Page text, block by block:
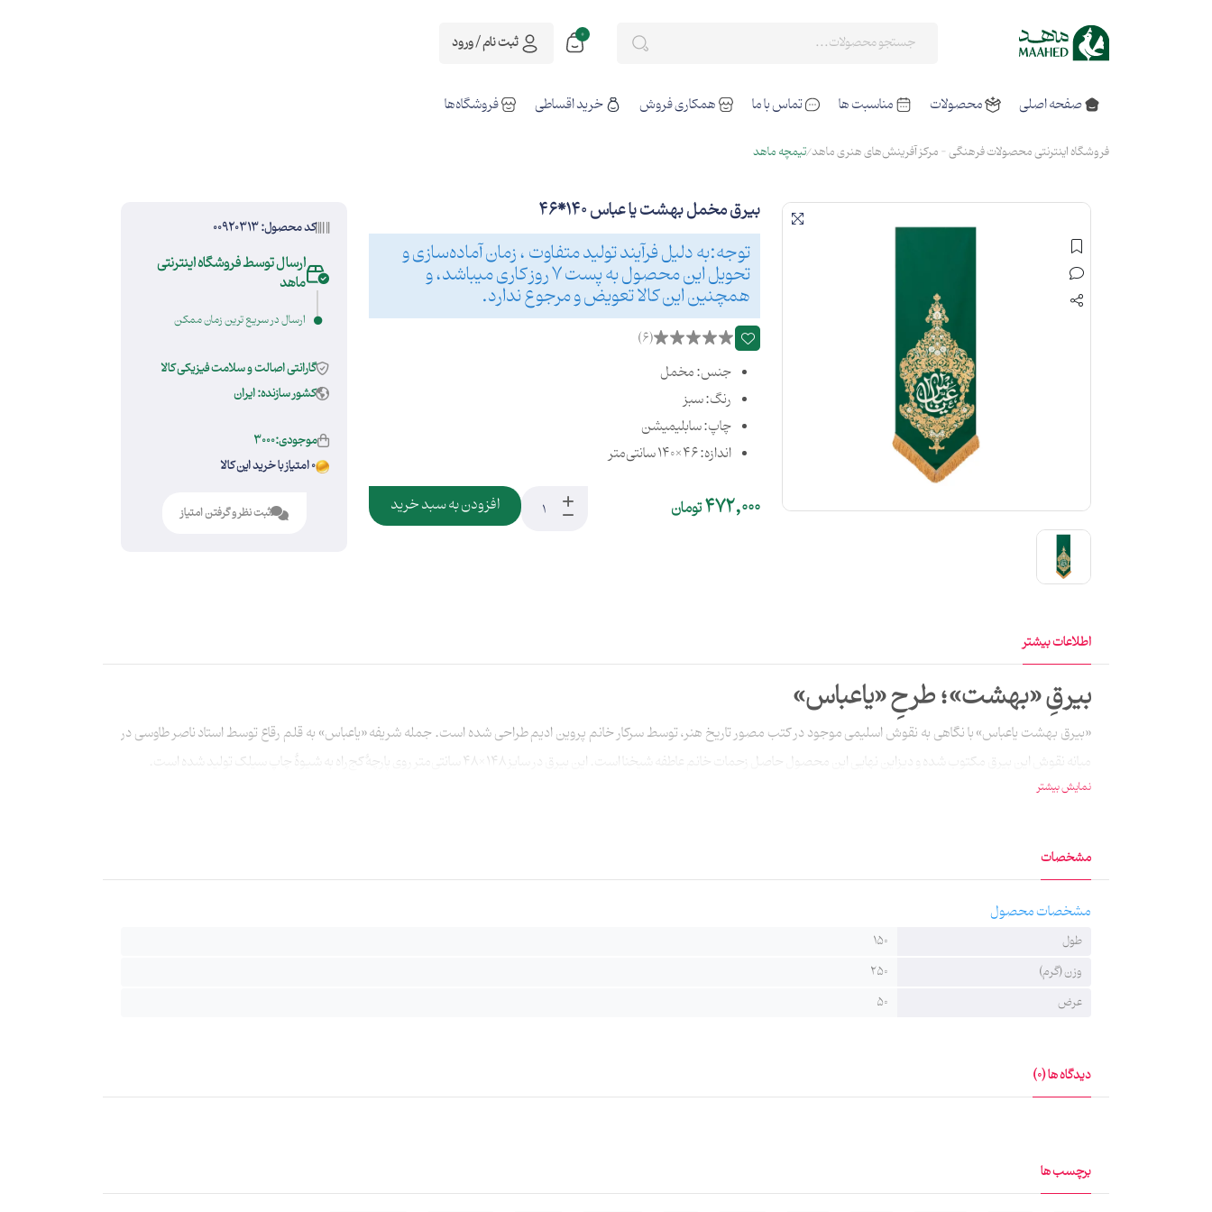
0 ثبت نام / ورود
صفحه اصلی محصولات مناسبت ها تماس با ما همکاری فروش خرید اقساطی فروشگاه‌ها
فروشگاه اینترنتی محصولات فرهنگی - مرکز آفرینش‌های هنری ماهد تیمچه ماهد
بیرق مخمل بهشت یا عباس 140*46
توجه:به دلیل فرآیند تولید متفاوت ، زمان آماده‌سازی و
تحویل این محصول به پست 7 روز کاری میباشد، و
همچنین این کالا تعویض و مرجوع ندارد.
(6)
جنس: مخمل
رنگ: سبز
چاپ: سابلیمیشن
اندازه: 46×140 سانتی‌متر
472,000تومان افزودن به سبد خرید
کد محصول: 00920313
ارسال توسط فروشگاه اینترنتی
ماهد
ارسال در سریع ترین زمان ممکن
گارانتی اصالت و سلامت فیزیکی کالا
کشور سازنده: ایران
موجودی:3000
0 امتیاز با خرید این کالا
ثبت نظر و گرفتن امتیاز
اطلاعات بیشتر
بيرقِ «بهشت»؛ طرحِ «ياعباس»
«بیرق بهشت یاعباس» با نگاهی به نقوش اسلیمی موجود در کتب مصور تاریخ هنر، توسط سرکار خانم پروین ادیم طراحی شده است. جمله شریفه «یاعباس» به قلم رقاع توسط استاد ناصر طاوسی در
میانه نقوش این بیرق مکتوب شده و دیزاین نهایی این محصول حاصل زحمات خانم عاطفه شیخنا است. این بیرق در سایز 148×48 سانتی‌متر روی پارچۀ کج‌راه به شیوۀ چاپ سیلک تولید شده است.
نمایش بیشتر
مشخصات
مشخصات محصول
طول
150
وزن (گرم)
250
عرض
50
دیدگاه ها (0)
برچسب ها